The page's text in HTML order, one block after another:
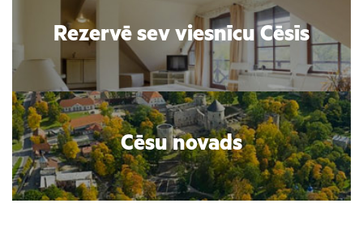
Rezervē sev viesnīcu Cēsīs
Cēsu novads